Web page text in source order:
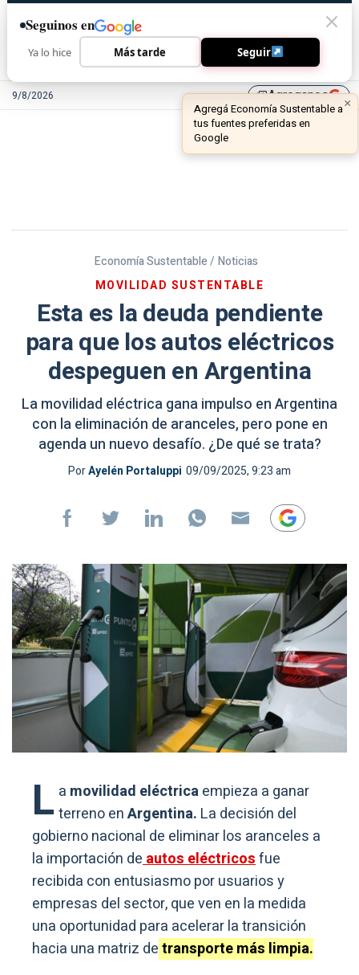
9/8/2026 library_addAgreganos
Economía Sustentable / Noticias
MOVILIDAD SUSTENTABLE
Esta es la deuda pendiente
para que los autos eléctricos
despeguen en Argentina
La movilidad eléctrica gana impulso en Argentina
con la eliminación de aranceles, pero pone en
agenda un nuevo desafío. ¿De qué se trata?
PorAyelén Portaluppi 09/09/2025, 9:23 am
L a movilidad eléctricaempieza a ganar
terreno enArgentina. La decisión del
gobierno nacional de eliminar los aranceles a
la importación deautos eléctricosfue
recibida con entusiasmo por usuarios y
empresas del sector, que ven en la medida
una oportunidad para acelerar la transición
hacia una matriz detransporte más limpia.
Seguinos en
Ya lo hice Más tarde Seguir